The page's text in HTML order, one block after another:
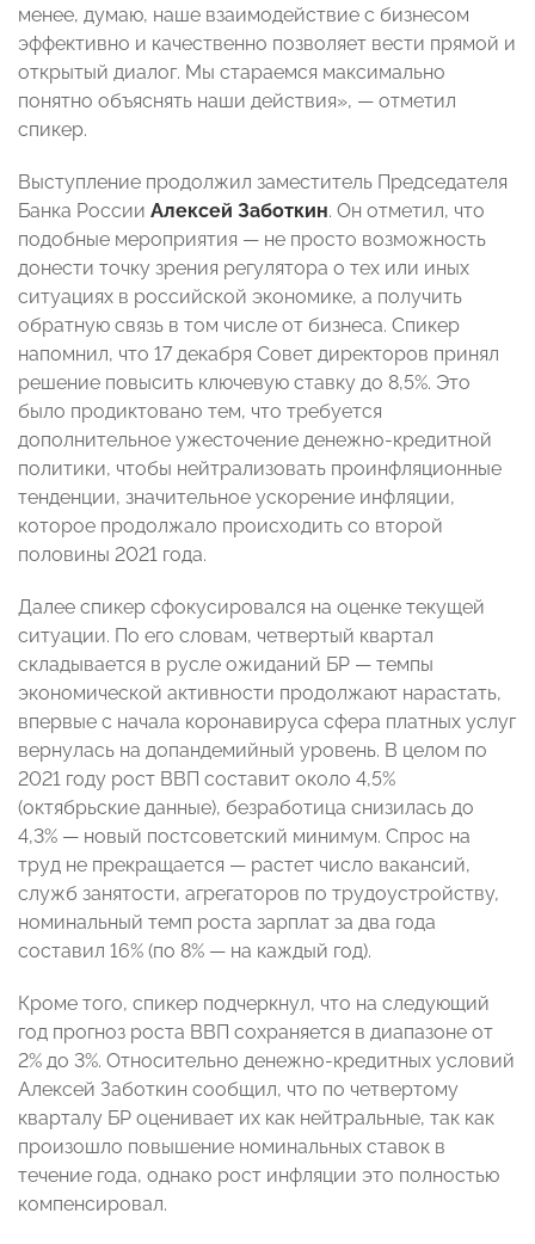
менее, думаю, наше взаимодействие с бизнесом
эффективно и качественно позволяет вести прямой и
открытый диалог. Мы стараемся максимально
понятно объяснять наши действия», — отметил
спикер.
Выступление продолжил заместитель Председателя
Банка России Алексей Заботкин. Он отметил, что
подобные мероприятия — не просто возможность
донести точку зрения регулятора о тех или иных
ситуациях в российской экономике, а получить
обратную связь в том числе от бизнеса. Спикер
напомнил, что 17 декабря Совет директоров принял
решение повысить ключевую ставку до 8,5%. Это
было продиктовано тем, что требуется
дополнительное ужесточение денежно-кредитной
политики, чтобы нейтрализовать проинфляционные
тенденции, значительное ускорение инфляции,
которое продолжало происходить со второй
половины 2021 года.
Далее спикер сфокусировался на оценке текущей
ситуации. По его словам, четвертый квартал
складывается в русле ожиданий БР — темпы
экономической активности продолжают нарастать,
впервые с начала коронавируса сфера платных услуг
вернулась на допандемийный уровень. В целом по
2021 году рост ВВП составит около 4,5%
(октябрьские данные), безработица снизилась до
4,3% — новый постсоветский минимум. Спрос на
труд не прекращается — растет число вакансий,
служб занятости, агрегаторов по трудоустройству,
номинальный темп роста зарплат за два года
составил 16% (по 8% — на каждый год).
Кроме того, спикер подчеркнул, что на следующий
год прогноз роста ВВП сохраняется в диапазоне от
2% до 3%. Относительно денежно-кредитных условий
Алексей Заботкин сообщил, что по четвертому
кварталу БР оценивает их как нейтральные, так как
произошло повышение номинальных ставок в
течение года, однако рост инфляции это полностью
компенсировал.